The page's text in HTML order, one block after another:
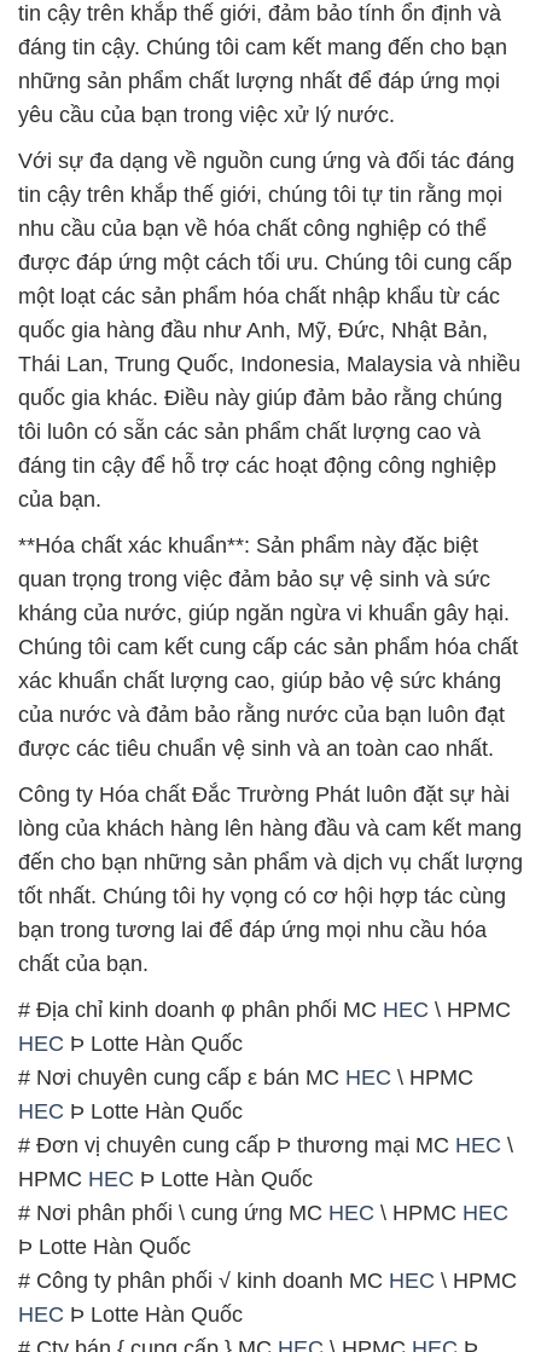
tin cậy trên khắp thế giới, đảm bảo tính ổn định và
đáng tin cậy. Chúng tôi cam kết mang đến cho bạn
những sản phẩm chất lượng nhất để đáp ứng mọi
yêu cầu của bạn trong việc xử lý nước.
Với sự đa dạng về nguồn cung ứng và đối tác đáng
tin cậy trên khắp thế giới, chúng tôi tự tin rằng mọi
nhu cầu của bạn về hóa chất công nghiệp có thể
được đáp ứng một cách tối ưu. Chúng tôi cung cấp
một loạt các sản phẩm hóa chất nhập khẩu từ các
quốc gia hàng đầu như Anh, Mỹ, Đức, Nhật Bản,
Thái Lan, Trung Quốc, Indonesia, Malaysia và nhiều
quốc gia khác. Điều này giúp đảm bảo rằng chúng
tôi luôn có sẵn các sản phẩm chất lượng cao và
đáng tin cậy để hỗ trợ các hoạt động công nghiệp
của bạn.
**Hóa chất xác khuẩn**: Sản phẩm này đặc biệt
quan trọng trong việc đảm bảo sự vệ sinh và sức
kháng của nước, giúp ngăn ngừa vi khuẩn gây hại.
Chúng tôi cam kết cung cấp các sản phẩm hóa chất
xác khuẩn chất lượng cao, giúp bảo vệ sức kháng
của nước và đảm bảo rằng nước của bạn luôn đạt
được các tiêu chuẩn vệ sinh và an toàn cao nhất.
Công ty Hóa chất Đắc Trường Phát luôn đặt sự hài
lòng của khách hàng lên hàng đầu và cam kết mang
đến cho bạn những sản phẩm và dịch vụ chất lượng
tốt nhất. Chúng tôi hy vọng có cơ hội hợp tác cùng
bạn trong tương lai để đáp ứng mọi nhu cầu hóa
chất của bạn.
# Địa chỉ kinh doanh φ phân phối MC HEC \ HPMC
HEC Þ Lotte Hàn Quốc
# Nơi chuyên cung cấp ε bán MC HEC \ HPMC
HEC Þ Lotte Hàn Quốc
# Đơn vị chuyên cung cấp Þ thương mại MC HEC \
HPMC HEC Þ Lotte Hàn Quốc
# Nơi phân phối \ cung ứng MC HEC \ HPMC HEC
Þ Lotte Hàn Quốc
# Công ty phân phối √ kinh doanh MC HEC \ HPMC
HEC Þ Lotte Hàn Quốc